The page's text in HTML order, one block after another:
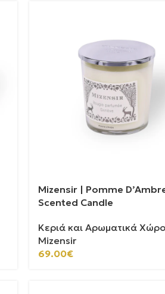
Mizensir | Pomme
Scented Candle
Κεριά και Αρωματικά
Mizensir
69.00€